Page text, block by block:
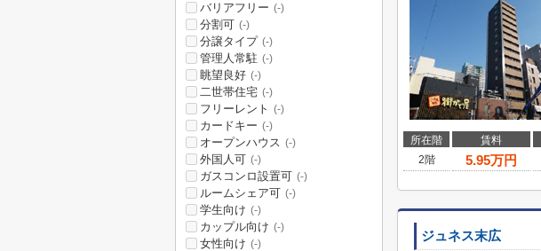
所在階 賃料
2階
5.95万円
ジュネス末広
バリアフリー (-)
分割可 (-)
分譲タイプ (-)
管理人常駐 (-)
眺望良好 (-)
二世帯住宅 (-)
フリーレント (-)
カードキー (-)
オープンハウス (-)
外国人可 (-)
ガスコンロ設置可 (-)
ルームシェア可 (-)
学生向け (-)
カップル向け (-)
女性向け (-)